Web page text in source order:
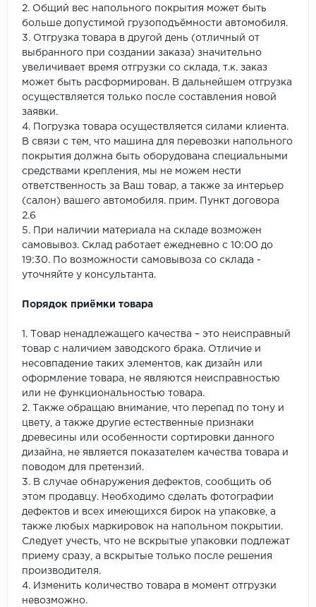
2. Общий вес напольного покрытия может быть
больше допустимой грузоподъёмности автомобиля.
3. Отгрузка товара в другой день (отличный от
выбранного при создании заказа) значительно
увеличивает время отгрузки со склада, т.к. заказ
может быть расформирован. В дальнейшем отгрузка
осуществляется только после составления новой
заявки.
4. Погрузка товара осуществляется силами клиента.
В связи с тем, что машина для перевозки напольного
покрытия должна быть оборудована специальными
средствами крепления, мы не можем нести
ответственность за Ваш товар, а также за интерьер
(салон) вашего автомобиля. прим. Пункт договора
2.6
5. При наличии материала на складе возможен
самовывоз. Склад работает ежедневно с 10:00 до
19:30. По возможности самовывоза со склада -
уточняйте у консультанта.
Порядок приёмки товара
1. Товар ненадлежащего качества – это неисправный
товар с наличием заводского брака. Отличие и
несовпадение таких элементов, как дизайн или
оформление товара, не являются неисправностью
или не функциональностью товара.
2. Также обращаю внимание, что перепад по тону и
цвету, а также другие естественные признаки
древесины или особенности сортировки данного
дизайна, не является показателем качества товара и
поводом для претензий.
3. В случае обнаружения дефектов, сообщить об
этом продавцу. Необходимо сделать фотографии
дефектов и всех имеющихся бирок на упаковке, а
также любых маркировок на напольном покрытии.
Следует учесть, что не вскрытые упаковки подлежат
приему сразу, а вскрытые только после решения
производителя.
4. Изменить количество товара в момент отгрузки
невозможно.